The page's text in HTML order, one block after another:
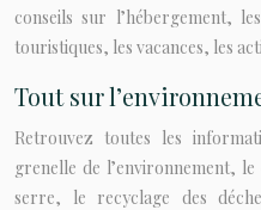
conseils sur l’hébergement,
touristiques, les vacances, les
Tout sur
Retrouvez toutes les
grenelle de l’environnement,
serre, le recyclage des